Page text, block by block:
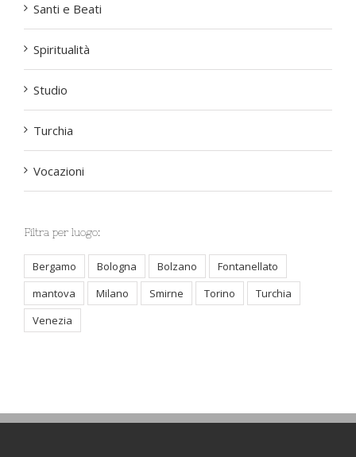
Santi e Beati
Spiritualità
Studio
Turchia
Vocazioni
Filtra per luogo:
Bergamo Bologna Bolzano
Fontanellato
mantova
Milano Smirne Torino
Turchia
Venezia